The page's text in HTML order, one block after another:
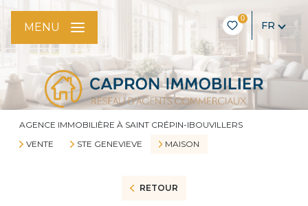
0
FR
MENU
AGENCE IMMOBILIÈRE À SAINT CRÉPIN-IBOUVILLERS
VENTE
STE GENEVIEVE MAISON
RETOUR